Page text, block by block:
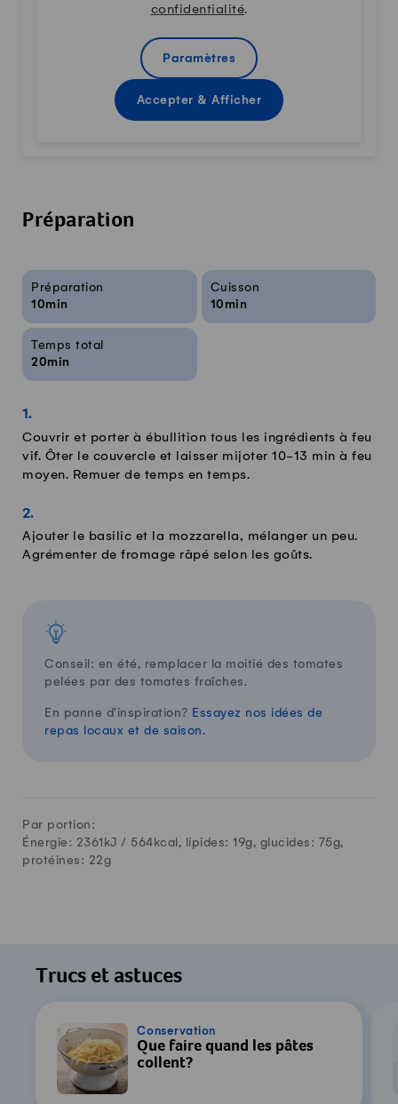
confidentialité.
Paramètres
Accepter & Afficher
Préparation
Infos sur la recette
Préparation
10min
Cuisson
10min
Temps total
20min
Couvrir et porter à ébullition tous les ingrédients à feu
vif. Ôter le couvercle et laisser mijoter 10-13 min à feu
moyen. Remuer de temps en temps.
Ajouter le basilic et la mozzarella, mélanger un peu.
Agrémenter de fromage râpé selon les goûts.
Conseil: en été, remplacer la moitié des tomates
pelées par des tomates fraîches.
En panne d'inspiration? Essayez nos idées de
repas locaux et de saison.
Par portion:
Énergie: 2361kJ / 564 kcal, lipides: 19g, glucides: 75g,
protéines: 22g
Trucs et astuces
Conservation
Que faire quand les pâtes
collent?